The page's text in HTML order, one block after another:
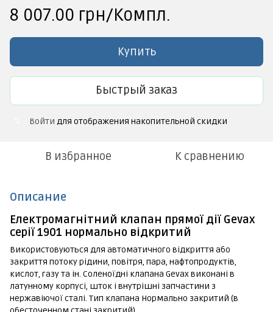
8 007.00 грн/Компл.
Купить
Быстрый заказ
Войти для отображения накопительной скидки
В избранное К сравнению
Описание
Електромагнітний клапан прямої дії Gevax
серії 1901 нормально відкритий
Використовуються для автоматичного відкриття або
закриття потоку рідини, повітря, пара, нафтопродуктів,
кислот, газу та ін. Соленоїдні клапана Gevax виконані в
латунному корпусі, шток і внутрішні запчастини з
нержавіючої сталі. Тип клапана Нормально закритий (в